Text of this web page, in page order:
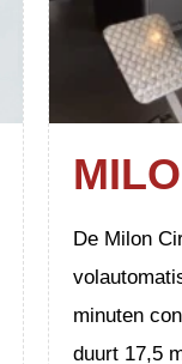
De Milon
minuten
duurt 17,5